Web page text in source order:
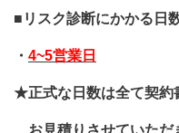
■ リスク診断にかかる日
・ 4~5営業日
★正式な日数は全て契約